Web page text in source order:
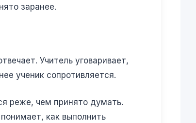
заранее.
Учитель уговаривает,
ученик сопротивляется.
реже, чем принято думать.
как выполнить